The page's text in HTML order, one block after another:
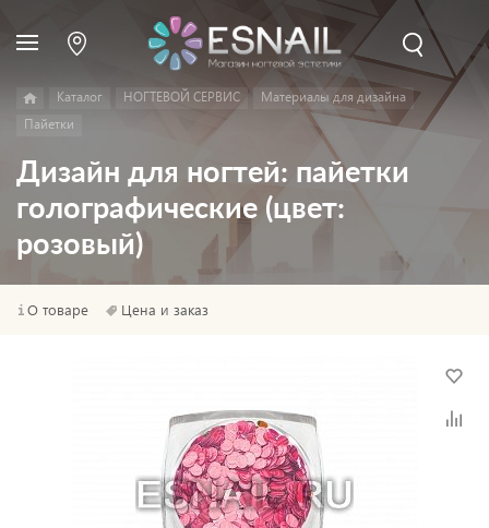
Каталог НОГТЕВОЙ СЕРВИС
Материалы для дизайна
Пайетки
Дизайн для ногтей: пайетки
голографические (цвет:
розовый)
О товаре Цена и заказ